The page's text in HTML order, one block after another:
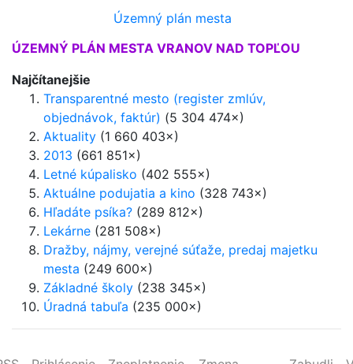
Územný plán mesta
ÚZEMNÝ PLÁN MESTA VRANOV NAD TOPĽOU
Najčítanejšie
Transparentné mesto (register zmlúv,
objednávok, faktúr) (5 304 474×)
Aktuality (1 660 403×)
2013 (661 851×)
Letné kúpalisko (402 555×)
Aktuálne podujatia a kino (328 743×)
Hľadáte psíka? (289 812×)
Lekárne (281 508×)
Dražby, nájmy, verejné súťaže, predaj majetku
mesta (249 600×)
Základné školy (238 345×)
Úradná tabuľa (235 000×)